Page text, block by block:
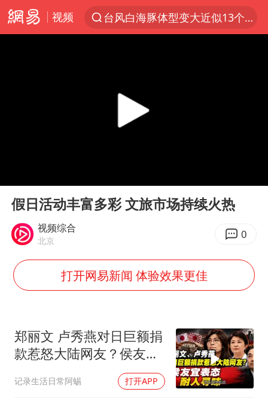
视频
台风白海豚体型变大近似13个浙江面积
改名后的“青海拉面”店
勒沃库森U17主帅盛赞赵松源
“空调24小时开着更省电”不实
“不建议大家买深色蛋糕”
男子杀人后逃进深山21年活得像野人
985博士后被曝在妻子孕期出轨后续
公司“上四休三”但要降薪1000元
Play
假日活动丰富多彩 文旅市场持续火热
视频综合
北京 0
打开网易新闻 体验效果更佳
郑丽文 卢秀燕对日巨额捐
款惹怒大陆网友？侯友宜
记录生活日常阿蜴 打开APP